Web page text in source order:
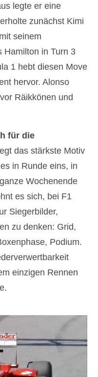
legte er eine
zunächst Kimi
seinem
Hamilton in Turn 3
1 hebt diesen Move
hervor. Alonso
Räikkönen und
für die
das stärkste Motiv
in Runde eins, in
Wochenende
es sich, bei F1
Siegerbilder,
zu denken: Grid,
Podium.
einzigen Rennen